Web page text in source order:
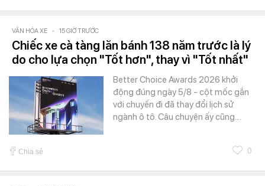
VĂN HÓA XE - 15 GIỜ TRƯỚC
Chiếc xe cà tàng lăn bánh 138 năm trước là lý
do cho lựa chọn "Tốt hơn", thay vì "Tốt nhất"
Better Choice Awards 2026 khởi
động đúng ngày 5/8 - cột mốc gắn
với chuyến đi đã thay đổi lịch sử
ngành ô tô. Câu chuyện ấy cũng…
Chia sẻ 0